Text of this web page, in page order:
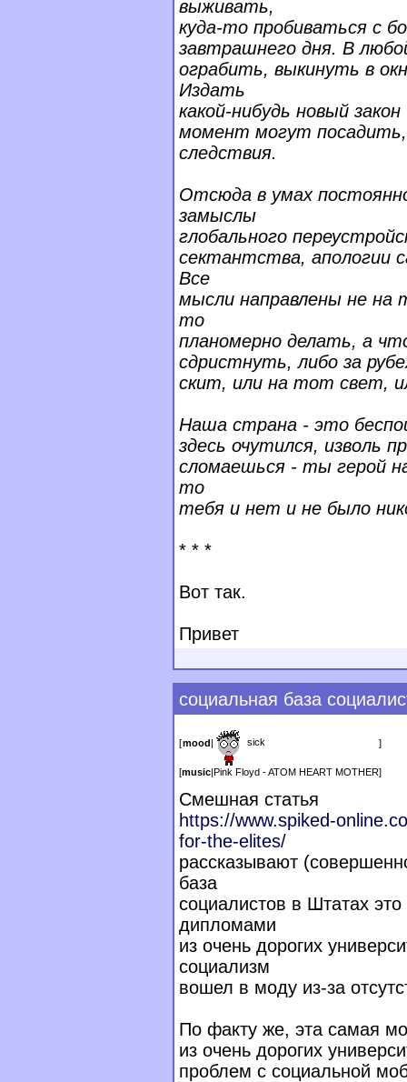
выживать,
куда-то пробиваться с
завтрашнего дня. В
ограбить, выкинуть в
Издать
какой-нибудь новый
момент могут посадить,
следствия.
Отсюда в умах
замыслы
глобального
сектантства, апологии
Все
мысли направлены не
то
планомерно делать, а
сдристнуть, либо за
скит, или на тот свет,
Наша страна - это
здесь очутился, изволь
сломаешься - ты герой
то
тебя и нет и не было
* * *
Вот так.
Привет
социальная база
[mood| sick ]
[music|Pink Floyd - ATOM HEART MOTHER]
Смешная статья
https://www.spiked-
for-the-elites/
рассказывают
база
социалистов в Штатах
дипломами
из очень дорогих
социализм
вошел в моду из-за
По факту же, эта самая
из очень дорогих
проблем с социальной